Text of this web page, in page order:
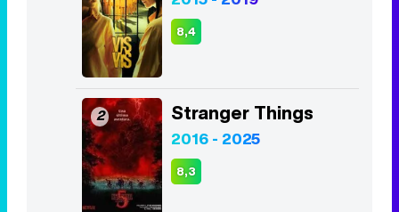
8,4
2 Stranger Things
2016 - 2025
8,3